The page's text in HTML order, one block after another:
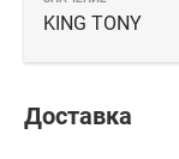
KING TONY
Доставка